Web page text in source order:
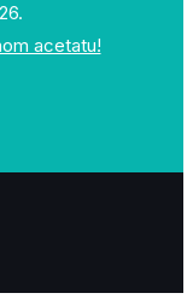
acetatu!